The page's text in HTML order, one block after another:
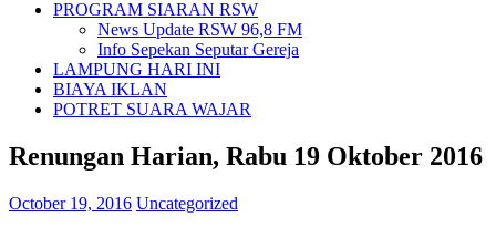
PROGRAM SIARAN RSW
News Update RSW 96,8 FM
Info Sepekan Seputar Gereja
LAMPUNG HARI INI
BIAYA IKLAN
POTRET SUARA WAJAR
Renungan Harian, Rabu 19 Oktober 2016
October 19, 2016 Uncategorized